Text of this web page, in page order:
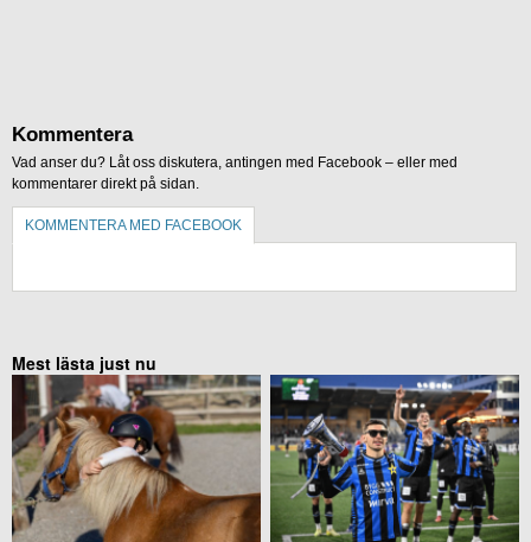
Kommentera
Vad anser du? Låt oss diskutera, antingen med Facebook – eller med
kommentarer direkt på sidan.
KOMMENTERA MED FACEBOOK
Mest lästa just nu